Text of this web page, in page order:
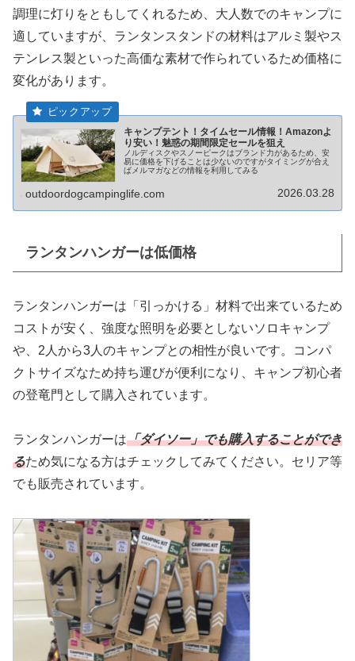
調理に灯りをともしてくれるため、大人数でのキャンプに
適していますが、ランタンスタンドの材料はアルミ製やス
テンレス製といった高価な素材で作られているため価格に
変化があります。
キャンプテント！タイムセール情報！Amazonよ
り安い！魅惑の期間限定セールを狙え
ノルディスクやスノーピークはブランド力があるため、安
易に価格を下げることは少ないのですがタイミングが合え
ばメルマガなどの情報を利用してみる
outdoordogcampinglife.com 2026.03.28
ランタンハンガーは低価格
ランタンハンガーは「引っかける」材料で出来ているため
コストが安く、強度な照明を必要としないソロキャンプ
や、2人から3人のキャンプとの相性が良いです。コンパ
クトサイズなため持ち運びが便利になり、キャンプ初心者
の登竜門として購入されています。
ランタンハンガーは「ダイソー」でも購入することができ
るため気になる方はチェックしてみてください。セリア等
でも販売されています。